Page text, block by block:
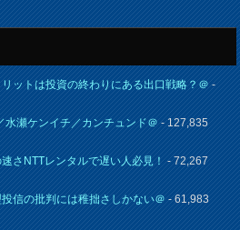
ットは投資の終わりにある出口戦略？＠-
水瀬ケンイチ／カンチュンド＠- 127,835
さNTTレンタルで遅い人必見！- 72,267
信の批判には稚拙さしかない＠- 61,983